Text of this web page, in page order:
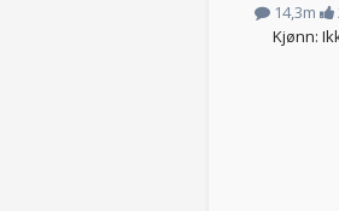
14,3m
Kjønn: